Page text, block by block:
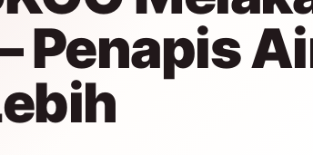
Penapis